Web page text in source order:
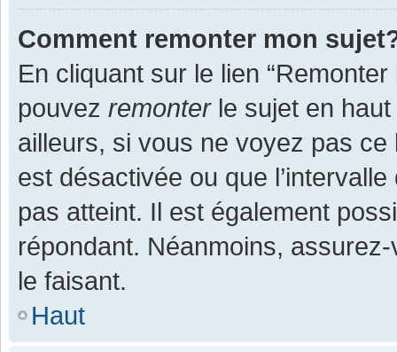
Comment remonter mon
En cliquant sur le lien
pouvez remonterle sujet en haut
ailleurs, si vous ne voyez pas
est désactivée ou que
pas atteint. Il est également
répondant. Néanmoins,
le faisant.
Haut